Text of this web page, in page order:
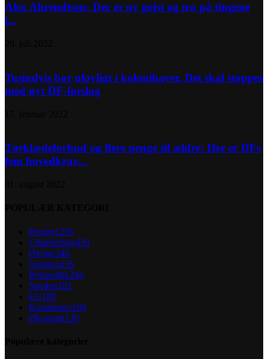
Alex Ahrendtsen: Der er ny gejst og tro på tingene
i...
Tusindvis bor ulovligt i kolonihaver. Det skal stoppes
med nyt DF-forslag
Tørklædeforbud og flere penge til ældre: Her er DFs
fem hovedkrav...
Øvrige1291
Udlændinge439
Øvrige346
Opinion256
Retspolitik246
Norden182
EU180
Kommuner160
Økonomi130